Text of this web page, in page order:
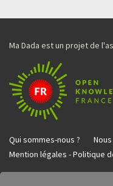
Ma Dada est un projet de
Qui sommes-nous ?
Mention légales - Politique